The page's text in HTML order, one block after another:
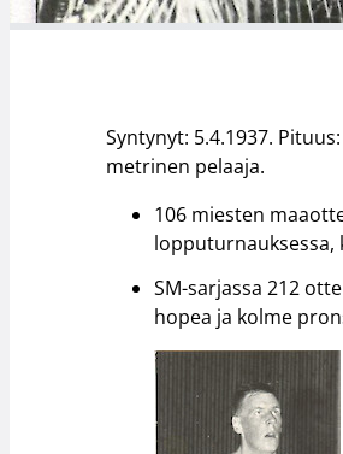
Syntynyt: 5.4.1937.
metrinen pelaaja.
106 miesten
lopputurnauksessa,
SM-sarjassa 212
hopea ja kolme